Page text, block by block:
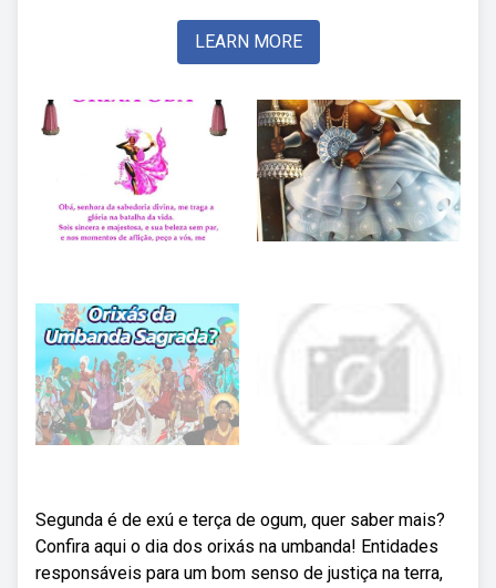
LEARN MORE
Segunda é de exú e terça de ogum, quer saber mais?
Confira aqui o dia dos orixás na umbanda! Entidades
responsáveis para um bom senso de justiça na terra,